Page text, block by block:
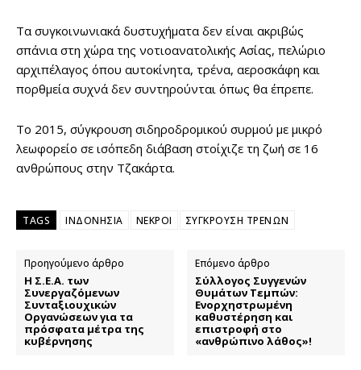
Τα συγκοινωνιακά δυστυχήματα δεν είναι ακριβώς
σπάνια στη χώρα της νοτιοανατολικής Ασίας, πελώριο
αρχιπέλαγος όπου αυτοκίνητα, τρένα, αεροσκάφη και
πορθμεία συχνά δεν συντηρούνται όπως θα έπρεπε.
Το 2015, σύγκρουση σιδηροδρομικού συρμού με μικρό
λεωφορείο σε ισόπεδη διάβαση στοίχιζε τη ζωή σε 16
ανθρώπους στην Τζακάρτα.
TAGS ΙΝΔΟΝΗΣΙΑ ΝΕΚΡΟΙ ΣΥΓΚΡΟΥΣΗ ΤΡΕΝΩΝ
Προηγούμενο άρθρο
Η Σ.Ε.Α. των
Συνεργαζόμενων
Συνταξιουχικών
Οργανώσεων για τα
πρόσφατα μέτρα της
κυβέρνησης
Επόμενο άρθρο
Σύλλογος Συγγενών
Θυμάτων Τεμπών:
Ενορχηστρωμένη
καθυστέρηση και
επιστροφή στο
«ανθρώπινο λάθος»!